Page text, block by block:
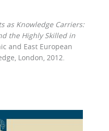
as Knowledge Carriers:
the Highly Skilled in
and East European
London, 2012.